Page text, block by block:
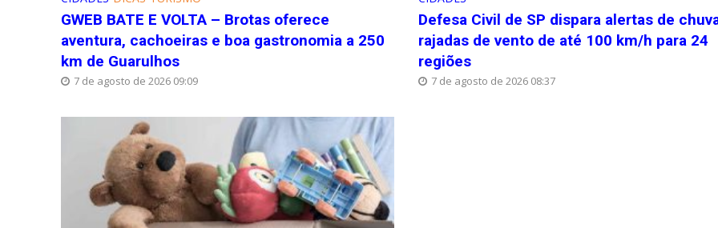
GWEB BATE E VOLTA – Brotas oferece
aventura, cachoeiras e boa gastronomia a 250
km de Guarulhos
7 de agosto de 2026 09:09
Defesa Civil de SP dispara alertas de
rajadas de vento de até 100 km/h para 24
regiões
7 de agosto de 2026 08:37